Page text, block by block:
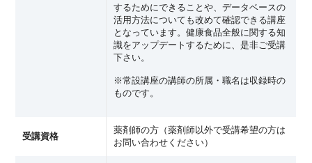
するためにできることや、データベースの
活用方法についても改めて確認できる講座
となっています。健康食品全般に関する知
識をアップデートするために、是非ご受講
下さい。
※常設講座の講師の所属・職名は収録時の
ものです。
受講資格
薬剤師の方（薬剤師以外で受講希望の方は
お問い合わせください）